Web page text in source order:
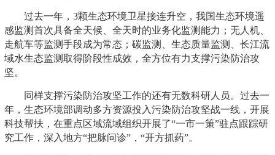
过去一年，3颗生态环境卫星接连升空，我国生态环境遥
感监测首次具备全天候、全天时的业务化监测能力；无人机、
走航车等监测手段成为常态；碳监测、生态质量监测、长江流
域水生态监测取得阶段性成效，全方位有力支撑污染防治攻
坚。
同样支撑污染防治攻坚工作的还有无数科研人员。过去一
年，生态环境部调动多方资源投入污染防治攻坚战一线，开展
科技帮扶，在重点区域流域组织开展了“一市一策”驻点跟踪研
究工作，深入地方“把脉问诊”，“开方抓药”。